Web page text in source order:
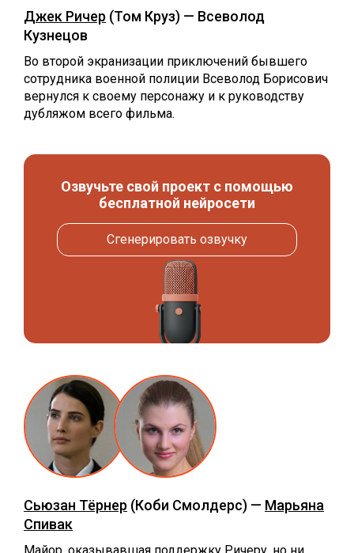
Джек Ричер (Том Круз) — Всеволод
Кузнецов
Во второй экранизации приключений бывшего
сотрудника военной полиции Всеволод Борисович
вернулся к своему персонажу и к руководству
дубляжом всего фильма.
Озвучьте свой проект с помощью
бесплатной нейросети
Сгенерировать озвучку
Сьюзан Тёрнер (Коби Смолдерс) — Марьяна
Спивак